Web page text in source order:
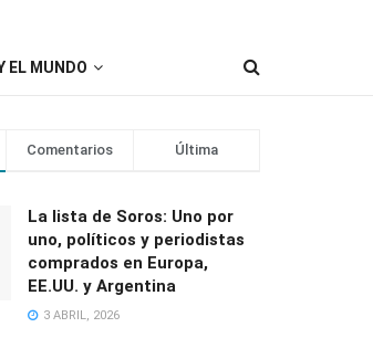
EL MUNDO
Comentarios Última
La lista de Soros: Uno por
uno, políticos y periodistas
comprados en Europa,
EE.UU. y Argentina
3 ABRIL, 2026